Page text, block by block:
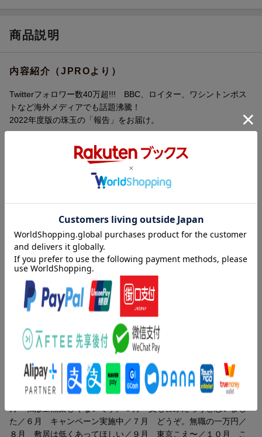
商品説明
内容紹介（JPROより）
Twitterフォロワー数40万超!!! BBC、ロイター、ワシントンポス
トなど海外メディアでも話題沸騰！
2022年度版の珠玉の「報告」をお届け。
コロナ禍を経て、再び注目を集める「レンタルなんもしない人」
なんもしなかった依頼話を総まとめ。
ちょっと斜めに、やっぱり不思議で、なんだかほっこり、ところ
【2022年度のなんもしなかった話】
1月：レンタルなんもしない人ってまだ生きてるの？
2月：今日依頼ないの？
3月：旦那さんのちんちん触らなかった
4月：私は全然楽しくないです
5月：父も喜ぶだろうと思いました
6月：キャンペーン実施中
7月：どうぞ。無職の一万円
8月：敷居は低くあってほしい
9月：東京こえ〜
10月：これでうちの子存在してますよね
11月：一緒に歩いてほしい
【2022年度のなんもしなかった話】
1月：レンタルなんもしない人ってまだ生きてるの？
内容紹介（「BOOK」データベースより）
コロナ禍を経て、再び注目を集める「レンタルなんもしない人」
なんもしなかった依頼話を総まとめ。ちょっと斜めに、やっぱり
不思議で、なんだかほっこり、ところが切ない、本当にあった
日々の出来事を独自の感性で切り取った、少し奇妙な現代史。
１月 レンタルなんもしない人ってまだ生きてるの？／２月 今
日依頼ないの？／３月 旦那さんのちんちん触らなかった／４
た／６月 キャンペーン実施中／７月 どうぞ。無職の一万円／
８月 敷居は低くあってほしい／９月 東京こえ〜／１０月 こ